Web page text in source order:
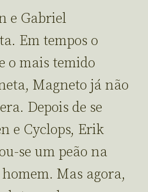
e Gabriel
Em tempos o
o mais temido
Magneto já não
Depois de se
e Cyclops, Erik
se um peão na
Mas agora,